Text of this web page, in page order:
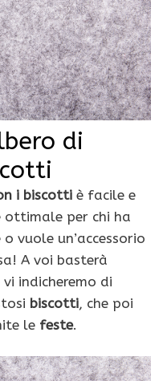
di
i biscotti è facile e
ottimale per chi ha
vuole un’accessorio
A voi basterà
indicheremo di
biscotti, che poi
le feste.